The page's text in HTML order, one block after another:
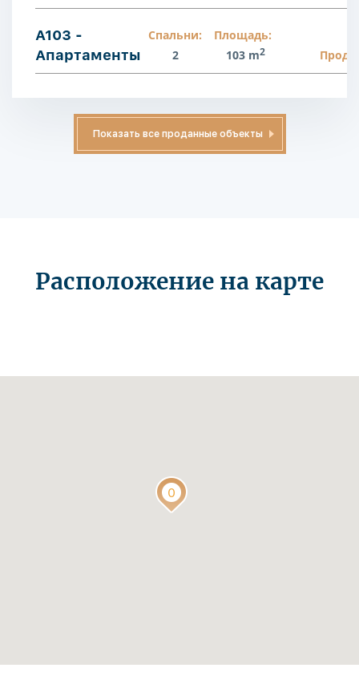
A103 -
Апартаменты
Спальни:
2
Площадь:
103 m2
Показать все проданные объекты
Расположение на карте